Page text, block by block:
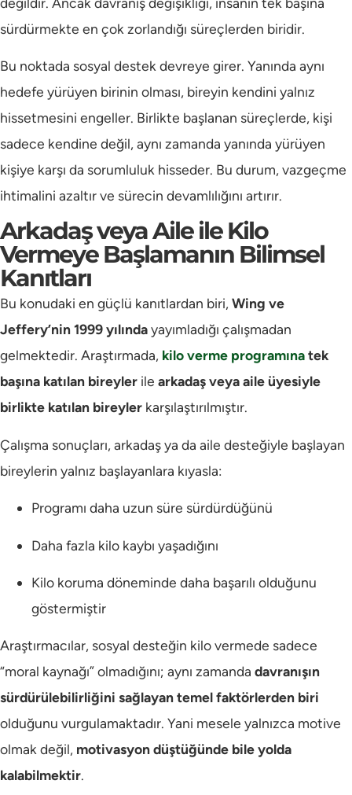
sürdürmekte en çok zorlandığı süreçlerden biridir.
Bu noktada sosyal destek devreye girer. Yanında aynı
hedefe yürüyen birinin olması, bireyin kendini yalnız
hissetmesini engeller. Birlikte başlanan süreçlerde, kişi
sadece kendine değil, aynı zamanda yanında yürüyen
kişiye karşı da sorumluluk hisseder. Bu durum, vazgeçme
ihtimalini azaltır ve sürecin devamlılığını artırır.
Arkadaş veya Aile ile Kilo
Vermeye Başlamanın Bilimsel
Kanıtları
Bu konudaki en güçlü kanıtlardan biri, Wing ve
Jeffery’nin 1999 yılındayayımladığı çalışmadan
gelmektedir. Araştırmada, kilo verme programınatek
başına katılan bireyler ile arkadaş veya aile üyesiyle
birlikte katılan bireyler karşılaştırılmıştır.
Çalışma sonuçları, arkadaş ya da aile desteğiyle başlayan
bireylerin yalnız başlayanlara kıyasla:
Programı daha uzun süre sürdürdüğünü
Daha fazla kilo kaybı yaşadığını
Kilo koruma döneminde daha başarılı olduğunu
göstermiştir
Araştırmacılar, sosyal desteğin kilo vermede sadece
“moral kaynağı” olmadığını; aynı zamanda davranışın
sürdürülebilirliğini sağlayan temel faktörlerden biri
olduğunu vurgulamaktadır. Yani mesele yalnızca motive
olmak değil, motivasyon düştüğünde bile yolda
kalabilmektir.